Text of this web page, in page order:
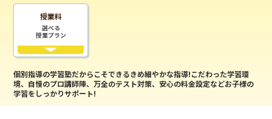
授業料
選べる
授業プラン
個別指導の学習塾だからこそできるきめ細やかな指導!こだわった学習環
境、自慢のプロ講師陣、万全のテスト対策、安心の料金設定などお子様の
学習をしっかりサポート!